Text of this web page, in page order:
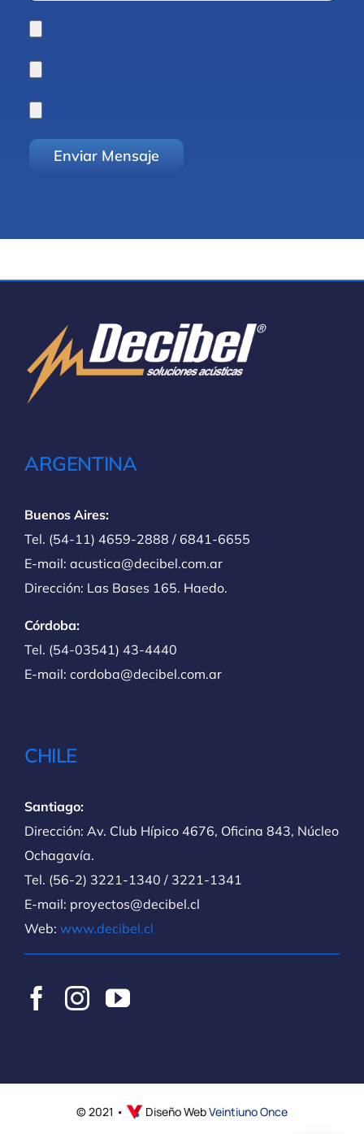
ARGENTINA
Buenos Aires:
Tel. (54-11) 4659-2888 / 6841-6655
E-mail: acustica@decibel.com.ar
Dirección: Las Bases 165. Haedo.
Córdoba:
Tel. (54-03541) 43-4440
E-mail: cordoba@decibel.com.ar
CHILE
Santiago:
Dirección: Av. Club Hípico 4676, Oficina 843, Núcleo
Ochagavía.
Tel. (56-2) 3221-1340 / 3221-1341
E-mail: proyectos@decibel.cl
Web: www.decibel.cl
© 2021 • Diseño WebVeintiuno Once